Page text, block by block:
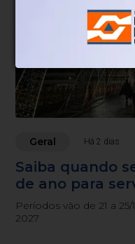
Geral Há 2 dias
Saiba quando
de ano para
Períodos vão de 21 a 25/
2027